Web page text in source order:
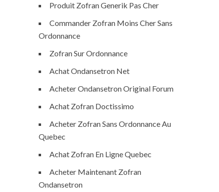
Produit Zofran Generik Pas Cher
Commander Zofran Moins Cher Sans
Ordonnance
Zofran Sur Ordonnance
Achat Ondansetron Net
Acheter Ondansetron Original Forum
Achat Zofran Doctissimo
Acheter Zofran Sans Ordonnance Au
Quebec
Achat Zofran En Ligne Quebec
Acheter Maintenant Zofran
Ondansetron